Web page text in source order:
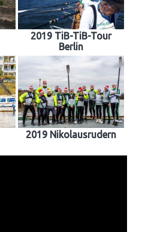
2019 TiB-TiB-Tour
Berlin
2019 Nikolausrudern